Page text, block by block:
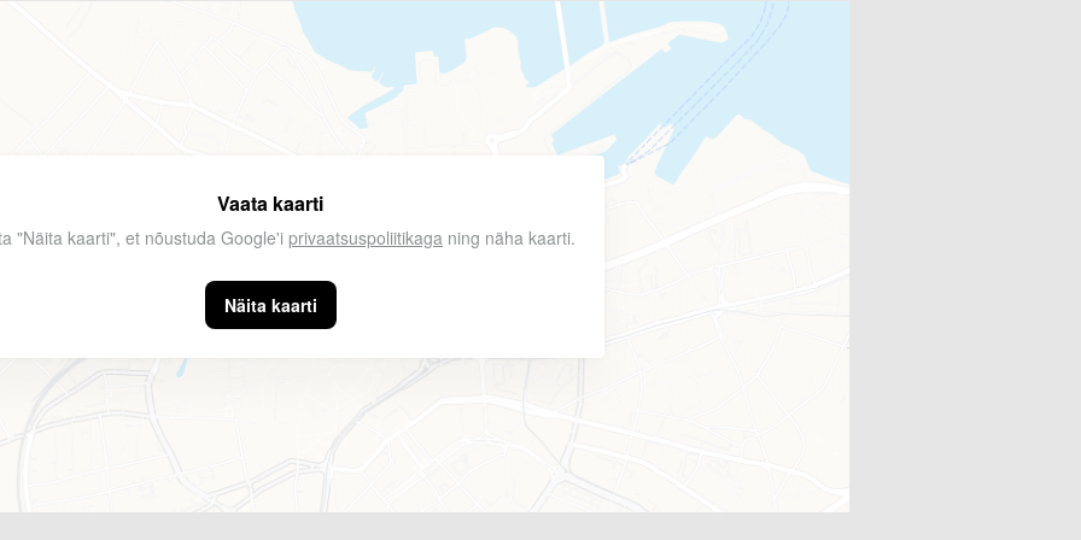
Vaata kaarti
"Näita kaarti", et nõustuda Google'i privaatsuspoliitikaga ning näha kaarti.
Näita kaarti